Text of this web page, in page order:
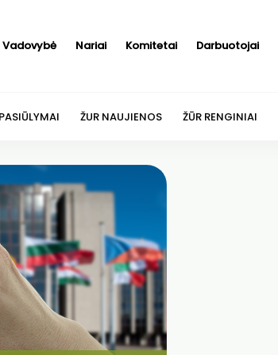
Vadovybė Nariai Komitetai Darbuotojai
ŽUR NAUJIENOS ŽŪR RENGINIAI